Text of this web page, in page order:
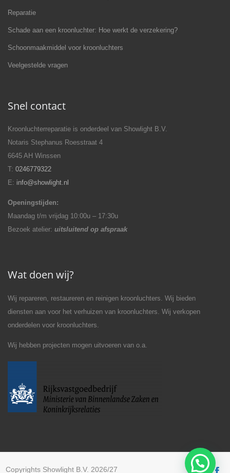
Reparatie
Schade aan een kroonluchter: Hoe werkt de verzekering?
Schoonmaakmiddel voor kroonluchters
Veelgestelde vragen
Snel contact
Kroonluchterreparatie is onderdeel van Showlight B.V.
Notaris Stephanus Roesstraat 4
6645 AH Winssen
T:0246779322
E: info@showlight.nl
Openingstijden:
Maandag t/m vrijdag 10:00u – 17:30u
Bezoek atelier:uitsluitend op afspraak
Wat doen wij?
Wij repareren, restaureren en reinigen kroonluchters. Wij bieden
diensten aan voor het verhuizen van kroonluchters. Wij verkopen
onderdelen voor kroonluchters.
Wij hebben projecten mogen uitvoeren van o.a.
Copyrights Showlight B.V. 2026/27